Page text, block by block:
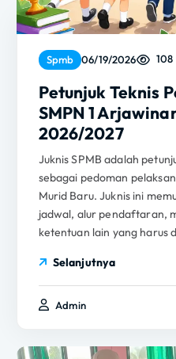
Spmb 06/19/2026 108
Petunjuk Teknis
SMPN 1
2026/2027
Juknis SPMB adalah
sebagai pedoman
Murid Baru. Juknis ini
jadwal, alur pendaftaran,
ketentuan lain yang harus
Selanjutnya
Admin